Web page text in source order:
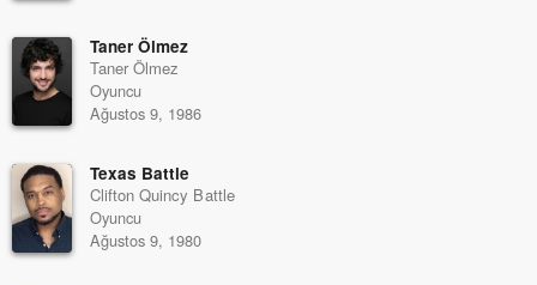
Taner Ölmez
Taner Ölmez
Oyuncu
Ağustos 9, 1986
Texas Battle
Clifton Quincy Battle
Oyuncu
Ağustos 9, 1980